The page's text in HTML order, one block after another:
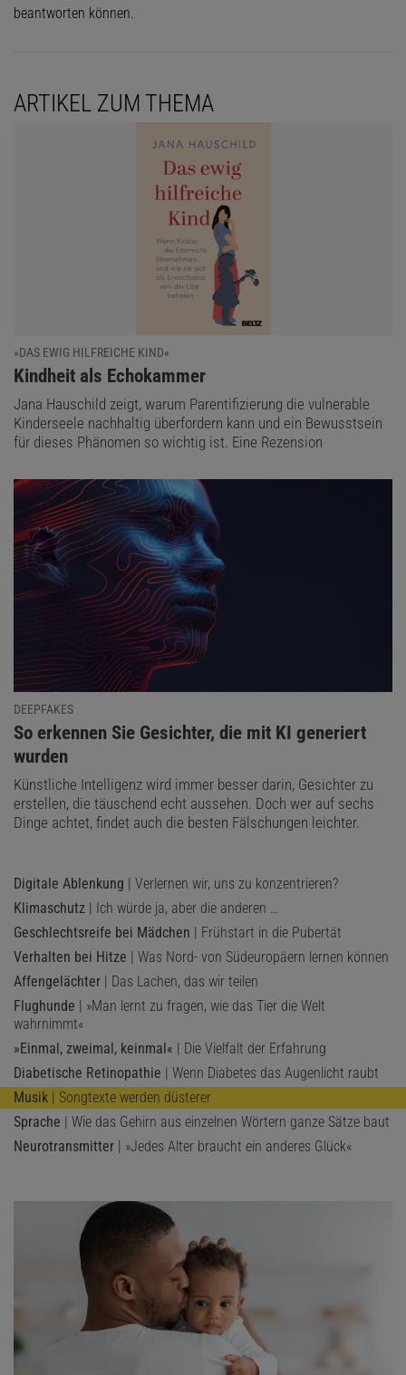
beantworten können.
ARTIKEL ZUM THEMA
»DAS EWIG HILFREICHE KIND«
:
Kindheit als Echokammer
Jana Hauschild zeigt, warum Parentifizierung die vulnerable
Kinderseele nachhaltig überfordern kann und ein Bewusstsein
für dieses Phänomen so wichtig ist. Eine Rezension
DEEPFAKES
:
So erkennen Sie Gesichter, die mit KI generiert
wurden
Künstliche Intelligenz wird immer besser darin, Gesichter zu
erstellen, die täuschend echt aussehen. Doch wer auf sechs
Dinge achtet, findet auch die besten Fälschungen leichter.
Digitale Ablenkung | Verlernen wir, uns zu konzentrieren?
Klimaschutz | Ich würde ja, aber die anderen …
Geschlechtsreife bei Mädchen | Frühstart in die Pubertät
Verhalten bei Hitze | Was Nord- von Südeuropäern lernen können
Affengelächter | Das Lachen, das wir teilen
Flughunde | »Man lernt zu fragen, wie das Tier die Welt
wahrnimmt«
»Einmal, zweimal, keinmal« | Die Vielfalt der Erfahrung
Diabetische Retinopathie | Wenn Diabetes das Augenlicht raubt
Musik | Songtexte werden düsterer
Sprache | Wie das Gehirn aus einzelnen Wörtern ganze Sätze baut
Neurotransmitter | »Jedes Alter braucht ein anderes Glück«